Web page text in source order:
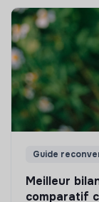
Guide
Meilleur
comparatif